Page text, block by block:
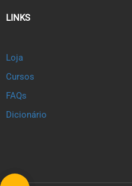
LINKS
Loja
Cursos
FAQs
Dicionário